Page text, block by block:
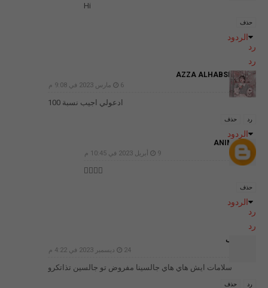
Hi
حذف
الردود
رد
رد
AZZA ALHABSI GR.8\4
6 مارس 2023 في 9:08 م
ادعولي اجيب نسبة 100
رد حذف
الردود
ANIME GIRL
9 أبريل 2023 في 10:45 م
🤦‍♀️🤦‍♀️
حذف
الردود
رد
رد
غير معرف
24 ديسمبر 2023 في 4:22 م
سلامات ايش هاي هاي جالسينا مفروض تو جالسين تذاتكرو
رد حذف